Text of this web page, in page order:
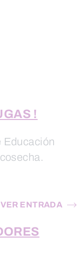
!
Educación
VER ENTRADA